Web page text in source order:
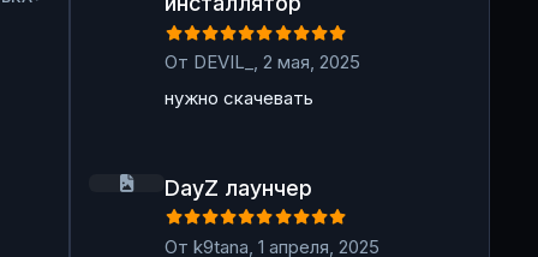
От DEVIL_ ,2 мая, 2025
нужно скачевать
DayZ лаунчер
Отk9tana ,1 апреля, 2025